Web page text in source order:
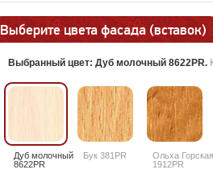
Выберите цвета фасада (вставок)
Выбранный цвет: Дуб молочный 8622PR.
Дуб молочный
8622PR
Бук 381PR
Ольха Горская
1912PR